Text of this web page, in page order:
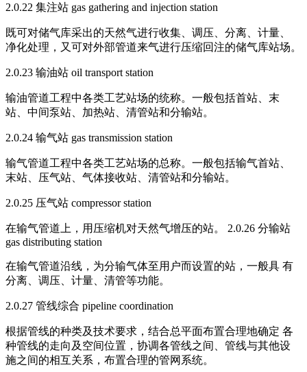
2.0.22 集注站 gas gathering and injection station
既可对储气库采出的天然气进行收集、调压、分离、计量、
净化处理，又可对外部管道来气进行压缩回注的储气库站场。
2.0.23 输油站 oil transport station
输油管道工程中各类工艺站场的统称。一般包括首站、末
站、中间泵站、加热站、清管站和分输站。
2.0.24 输气站 gas transmission station
输气管道工程中各类工艺站场的总称。一般包括输气首站、
末站、压气站、气体接收站、清管站和分输站。
2.0.25 压气站 compressor station
在输气管道上，用压缩机对天然气增压的站。 2.0.26 分输站
gas distributing station
在输气管道沿线，为分输气体至用户而设置的站，一般具 有
分离、调压、计量、清管等功能。
2.0.27 管线综合 pipeline coordination
根据管线的种类及技术要求，结合总平面布置合理地确定 各
种管线的走向及空间位置，协调各管线之间、管线与其他设
施之间的相互关系，布置合理的管网系统。